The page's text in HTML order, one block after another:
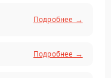
Подробнее →
Подробнее →